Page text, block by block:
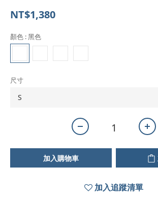
NT$1,380
顏色 : 黑色
尺寸
加入購物車
加入追蹤清單